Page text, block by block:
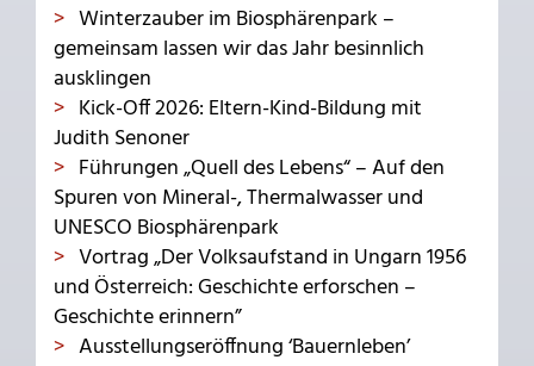
Winterzauber im Biosphärenpark –
gemeinsam lassen wir das Jahr besinnlich
ausklingen
Kick-Off 2026: Eltern-Kind-Bildung mit
Judith Senoner
Führungen „Quell des Lebens“ – Auf den
Spuren von Mineral-, Thermalwasser und
UNESCO Biosphärenpark
Vortrag „Der Volksaufstand in Ungarn 1956
und Österreich: Geschichte erforschen –
Geschichte erinnern”
Ausstellungseröffnung ‘Bauernleben’